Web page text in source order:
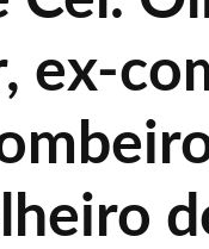
ex-